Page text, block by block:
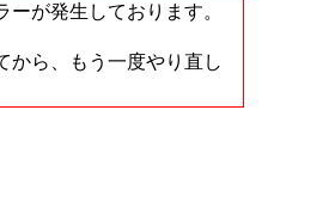
ーが発生しております。
から、もう一度やり直し